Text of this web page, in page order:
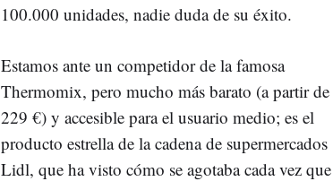
100.000 unidades, nadie duda de su éxito.
Estamos ante un competidor de la famosa
Thermomix, pero mucho más barato (a partir de
229 €) y accesible para el usuario medio; es el
producto estrella de la cadena de supermercados
Lidl, que ha visto cómo se agotaba cada vez que